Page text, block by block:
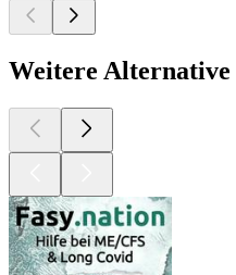
Weitere Alternative